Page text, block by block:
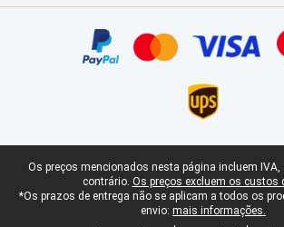
Rodapé legal
Os preços mencionados nesta página incluem
contrário. Os preços excluem os custos
*Os prazos de entrega não se aplicam a todos os
envio: mais informações.